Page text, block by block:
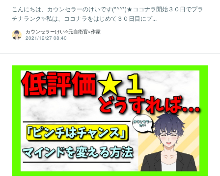
こんにちは、カウンセラーのけいです(*^^*)★ココナラ開始３０日でプラ
チナランク✨私は、ココナラをはじめて３０日目にプ...
カウンセラーけい⭐️元自衛官×作家
2021/12/27 08:40